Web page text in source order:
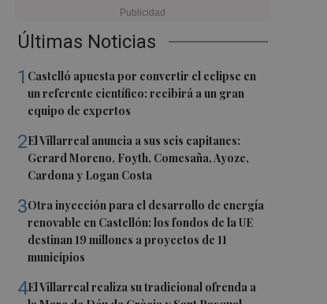
Últimas Noticias
1 Castelló apuesta por convertir el eclipse en
un referente científico: recibirá a un gran
equipo de expertos
2El Villarreal anuncia a sus seis capitanes:
Gerard Moreno, Foyth, Comesaña, Ayoze,
Cardona y Logan Costa
3Otra inyección para el desarrollo de energía
renovable en Castellón: los fondos de la UE
destinan 19 millones a proyectos de 11
municipios
4El Villarreal realiza su tradicional ofrenda a